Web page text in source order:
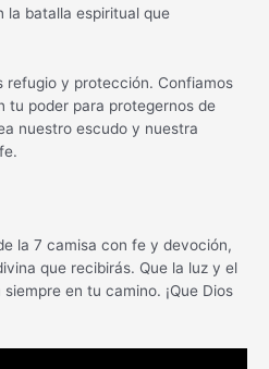
la batalla espiritual que
refugio y protección. Confiamos
tu poder para protegernos de
nuestro escudo y nuestra
la 7 camisa con fe y devoción,
que recibirás. Que la luz y el
en tu camino. ¡Que Dios